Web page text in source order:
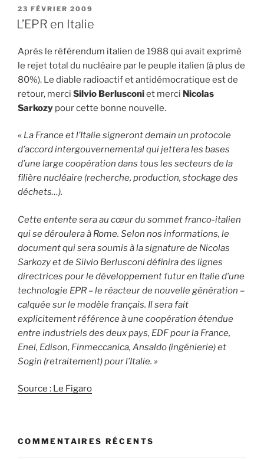
PUBLIÉ
LE
23 FÉVRIER 2009
L’EPR en Italie
Après le référendum italien de 1988 qui avait exprimé
le rejet total du nucléaire par le peuple italien (à plus de
80%). Le diable radioactif et antidémocratique est de
retour, merci Silvio Berlusconiet merci Nicolas
Sarkozy pour cette bonne nouvelle.
« La France et l’Italie signeront demain un protocole
d’accord intergouvernemental qui jettera les bases
d’une large coopération dans tous les secteurs de la
filière nucléaire (recherche, production, stockage des
déchets…).
Cette entente sera au cœur du sommet franco-italien
qui se déroulera à Rome. Selon nos informations, le
document qui sera soumis à la signature de Nicolas
Sarkozy et de Silvio Berlusconi définira des lignes
directrices pour le développement futur en Italie d’une
technologie EPR – le réacteur de nouvelle génération –
calquée sur le modèle français. Il sera fait
explicitement référence à une coopération étendue
entre industriels des deux pays, EDF pour la France,
Enel, Edison, Finmeccanica, Ansaldo (ingénierie) et
Sogin (retraitement) pour l’Italie. »
Source : Le Figaro
COMMENTAIRES RÉCENTS